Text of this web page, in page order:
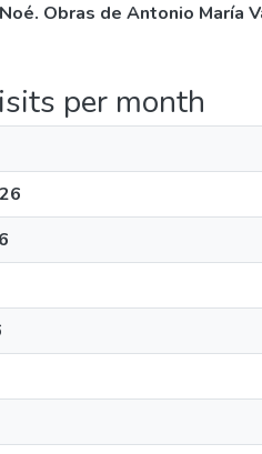
Obras de Antonio María
per month